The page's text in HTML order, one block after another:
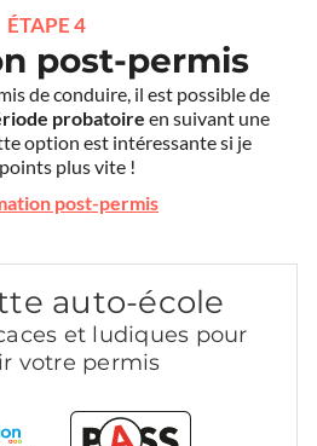
ÉTAPE 4
post-permis
de conduire, il est possible de
probatoire en suivant une
option est intéressante si je
plus vite !
post-permis
auto-école
et ludiques pour
votre permis